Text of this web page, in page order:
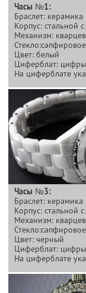
Часы №1:
Браслет: керамика
Корпус: стальной
Механизм:
Стекло:сапфировое
Цвет: белый
Циферблат: цифры
На циферблате
Часы №3:
Браслет: керамика
Корпус: стальной
Механизм:
Стекло:сапфировое
Цвет: черный
Циферблат: цифры
На циферблате